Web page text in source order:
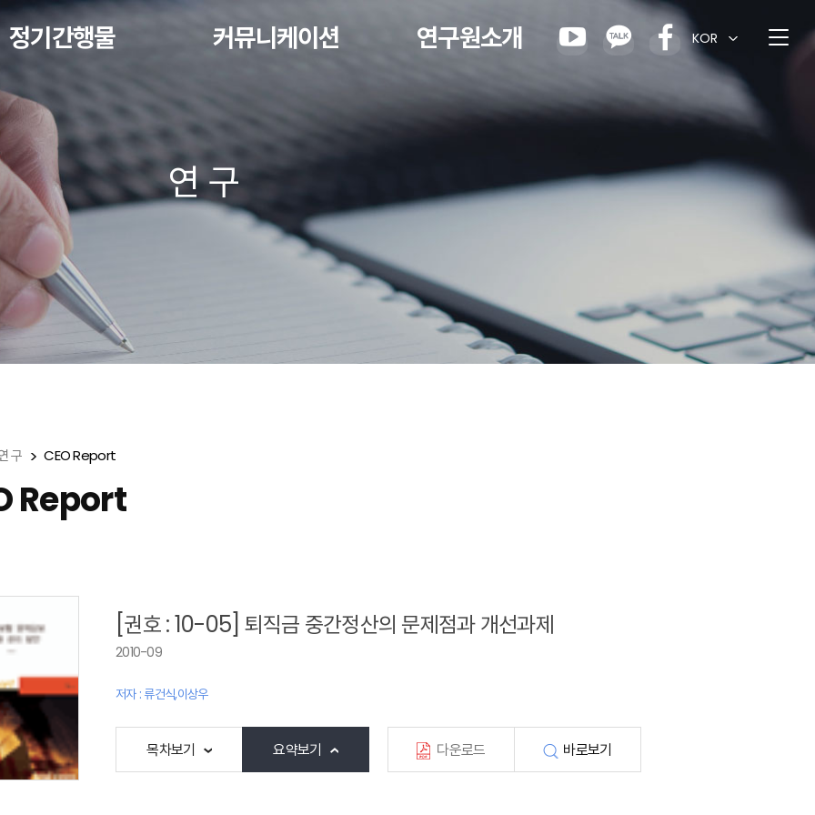
정기간행물 커뮤니케이션 연구원소개 KOR
연 구
구 CEO Report
Report
[권호 : 10-05] 퇴직금 중간정산의 문제점과 개선과제
2010-09
저자 : 류건식,이상우
목차보기 요약보기 다운로드 바로보기